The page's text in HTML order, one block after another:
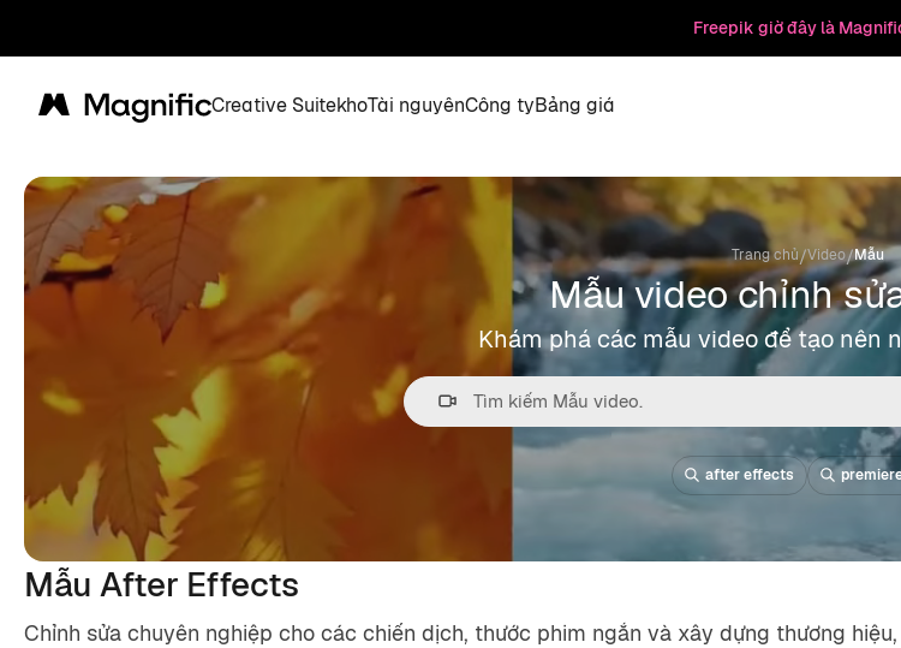
Freepik giờ đây là
Magnific Creative SuitekhoTài nguyênCông tyBảng giá
Trang chủ/Video/Mẫu
Mẫu video chỉnh
Khám phá các mẫu video để tạo nên
after effects
Mẫu After Effects
Chỉnh sửa chuyên nghiệp cho các chiến dịch, thước phim ngắn và xây dựng thương